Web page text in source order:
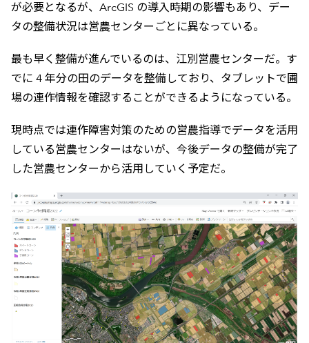
が必要となるが、ArcGIS の導入時期の影響もあり、デー
タの整備状況は営農センターごとに異なっている。
最も早く整備が進んでいるのは、江別営農センターだ。す
でに 4 年分の田のデータを整備しており、タブレットで圃
場の連作情報を確認することができるようになっている。
現時点では連作障害対策のための営農指導でデータを活用
している営農センターはないが、今後データの整備が完了
した営農センターから活用していく予定だ。